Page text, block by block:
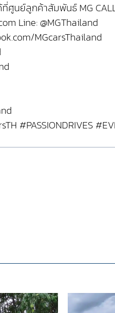
นย์ลูกค้าสัมพันธ์ MG
Line: @MGThailand
MGcarsThailand
#PASSIONDRIVES